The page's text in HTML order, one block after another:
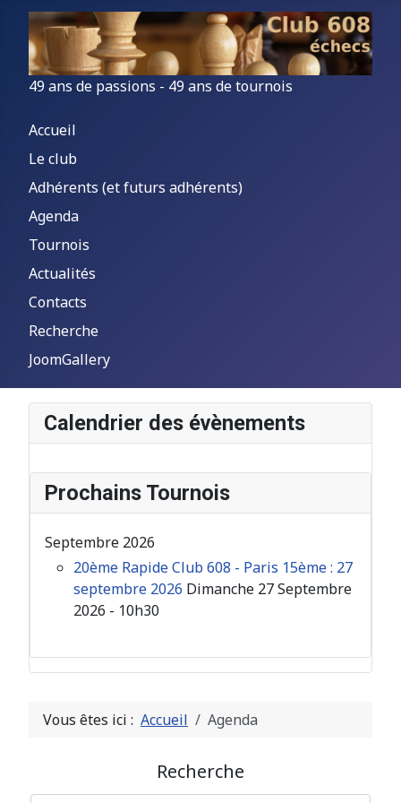
49 ans de passions - 49 ans de tournois
Accueil
Le club
Adhérents (et futurs adhérents)
Agenda
Tournois
Actualités
Contacts
Recherche
JoomGallery
Calendrier des évènements
Prochains Tournois
Septembre 2026
20ème Rapide Club 608 - Paris 15ème : 27
septembre 2026 Dimanche 27 Septembre
2026 - 10h30
Vous êtes ici : Accueil Agenda
Recherche